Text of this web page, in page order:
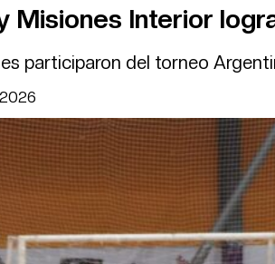
TV
Misiones Interior
participaron del torneo